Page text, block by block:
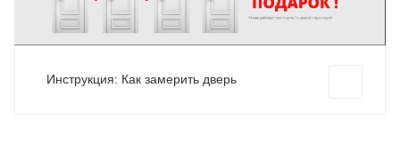
Инструкция: Как замерить дверь